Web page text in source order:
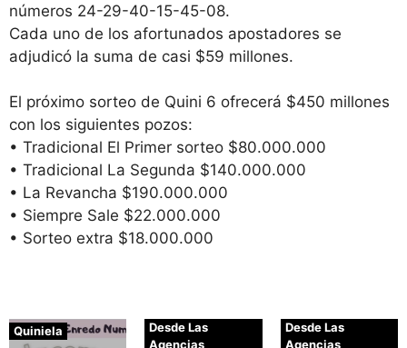
números 24-29-40-15-45-08.
Cada uno de los afortunados apostadores se
adjudicó la suma de casi $59 millones.
El próximo sorteo de Quini 6 ofrecerá $450 millones
con los siguientes pozos:
• Tradicional El Primer sorteo $80.000.000
• Tradicional La Segunda $140.000.000
• La Revancha $190.000.000
• Siempre Sale $22.000.000
• Sorteo extra $18.000.000
Quiniela
Desde Las
Agencias
Desde Las
Agencias